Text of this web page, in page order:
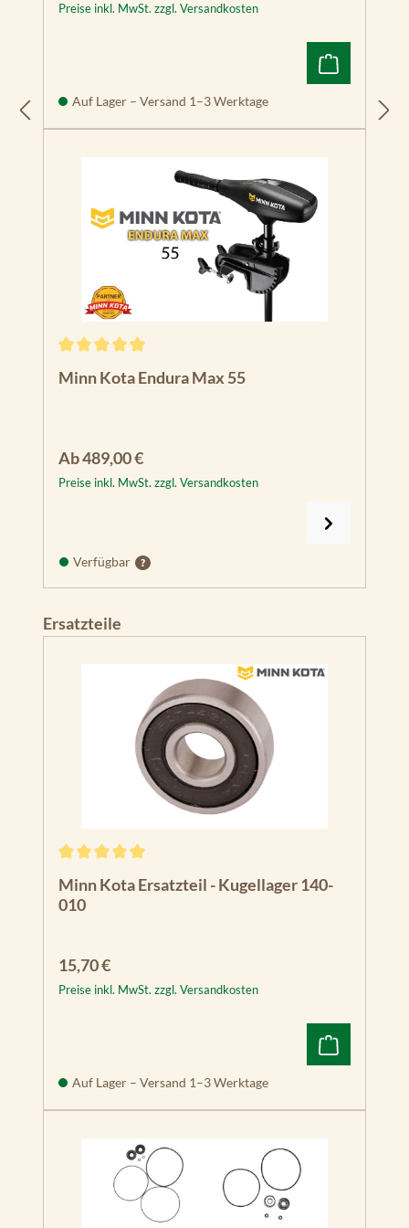
Preise inkl. MwSt. zzgl. Versandkosten
Auf Lager – Versand 1–3 Werktage
Minn Kota Endura Max 55
Regulärer Preis:
Ab489,00 €
Preise inkl. MwSt. zzgl. Versandkosten
Verfügbar
Produktgalerie überspringen
Ersatzteile
Minn Kota Ersatzteil - Kugellager 140-
010
Regulärer Preis:
15,70 €
Preise inkl. MwSt. zzgl. Versandkosten
Auf Lager – Versand 1–3 Werktage